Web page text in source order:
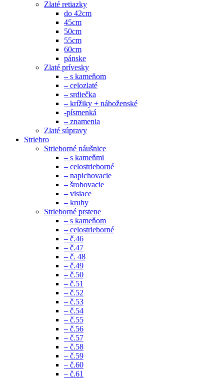
Zlaté retiazky
do 42cm
45cm
50cm
55cm
60cm
pánske
Zlaté prívesky
– s kameňom
– celozlaté
– srdiečka
– krížiky + náboženské
-písmenká
– znamenia
Zlaté súpravy
Striebro
Strieborné náušnice
– s kameňmi
– celostrieborné
– napichovacie
– šrobovacie
– visiace
– kruhy
Strieborné prstene
– s kameňom
– celostrieborné
– č.46
– č.47
– č. 48
– č.49
– č.50
– č.51
– č.52
– č.53
– č.54
– č.55
– č.56
– č.57
– č.58
– č.59
– č.60
– č.61